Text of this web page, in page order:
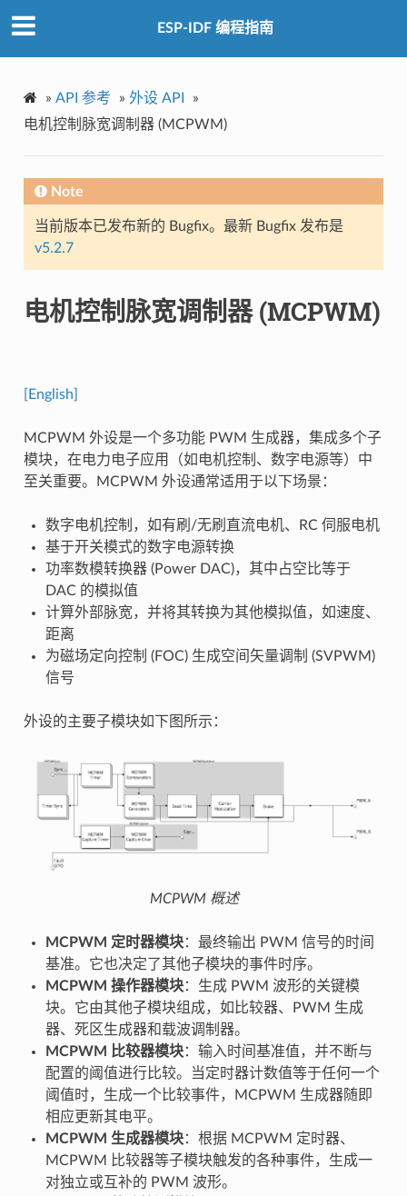
ESP-IDF 编程指南
» API 参考 » 外设 API
»
电机控制脉宽调制器 (MCPWM)
Note
当前版本已发布新的 Bugfix。最新 Bugfix 发布是
v5.2.7
电机控制脉宽调制器 (MCPWM)
[English]
MCPWM 外设是一个多功能 PWM 生成器，集成多个子
模块，在电力电子应用（如电机控制、数字电源等）中
至关重要。MCPWM 外设通常适用于以下场景：
数字电机控制，如有刷/无刷直流电机、RC 伺服电机
基于开关模式的数字电源转换
功率数模转换器 (Power DAC)，其中占空比等于
DAC 的模拟值
计算外部脉宽，并将其转换为其他模拟值，如速度、
距离
为磁场定向控制 (FOC) 生成空间矢量调制 (SVPWM)
信号
外设的主要子模块如下图所示：
MCPWM 概述
MCPWM 定时器模块：最终输出 PWM 信号的时间
基准。它也决定了其他子模块的事件时序。
MCPWM 操作器模块：生成 PWM 波形的关键模
块。它由其他子模块组成，如比较器、PWM 生成
器、死区生成器和载波调制器。
MCPWM 比较器模块：输入时间基准值，并不断与
配置的阈值进行比较。当定时器计数值等于任何一个
阈值时，生成一个比较事件，MCPWM 生成器随即
相应更新其电平。
MCPWM 生成器模块：根据 MCPWM 定时器、
MCPWM 比较器等子模块触发的各种事件，生成一
对独立或互补的 PWM 波形。